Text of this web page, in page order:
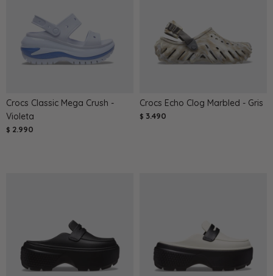
Crocs Classic Mega Crush -
Violeta
$ 2.990
Crocs Echo Clog Marbled - Gris
$ 3.490